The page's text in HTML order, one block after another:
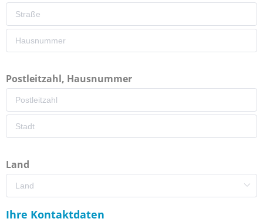
Postleitzahl, Hausnummer
Land
Ihre Kontaktdaten